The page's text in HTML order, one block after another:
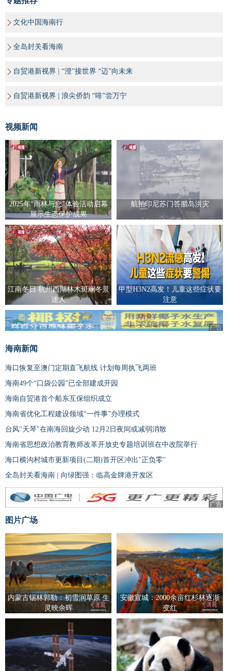
文化中国海南行
全岛封关看海南
自贸港新视界 | “澄”接世界 “迈”向未来
自贸港新视界 | 浪尖侨韵 “啡”尝万宁
视频新闻
2025年“雨林与您”体验活动启幕
展示生态保护成果
航拍印尼苏门答腊岛洪灾
江南冬日 杭州西湖林木斑斓冬景
迷人
甲型H3N2高发！儿童这些症状要
注意
广告
海南新闻
海口恢复至澳门定期直飞航线 计划每周执飞两班
海南49个“口袋公园”已全部建成开园
海南自贸港首个船东互保组织成立
海南省优化工程建设领域“一件事”办理模式
台风"天琴"在南海回旋少动 12月2日夜间或减弱消散
海南省思想政治教育教师改革开放史专题培训班在中改院举行
海口横沟村城市更新项目(二期)首开区‌冲出"正负零"
全岛封关看海南 | 向绿图强：临高金牌港开发区
广告
图片广场
内蒙古锡林郭勒：初雪润草原 生
灵映余晖
安徽宣城：2000余亩红杉林逐渐
变红